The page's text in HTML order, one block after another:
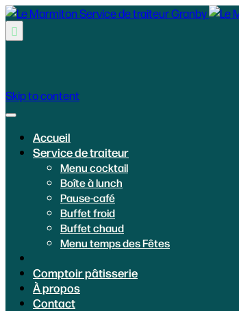

Skip to content
Accueil
Service de traiteur
Menu cocktail
Boîte à lunch
Pause-café
Buffet froid
Buffet chaud
Menu temps des Fêtes
Comptoir pâtisserie
À propos
Contact